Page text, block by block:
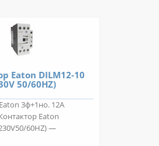
Eaton DILM12-10
50/60HZ)
3ф+1но. 12А
Eaton
60HZ) —